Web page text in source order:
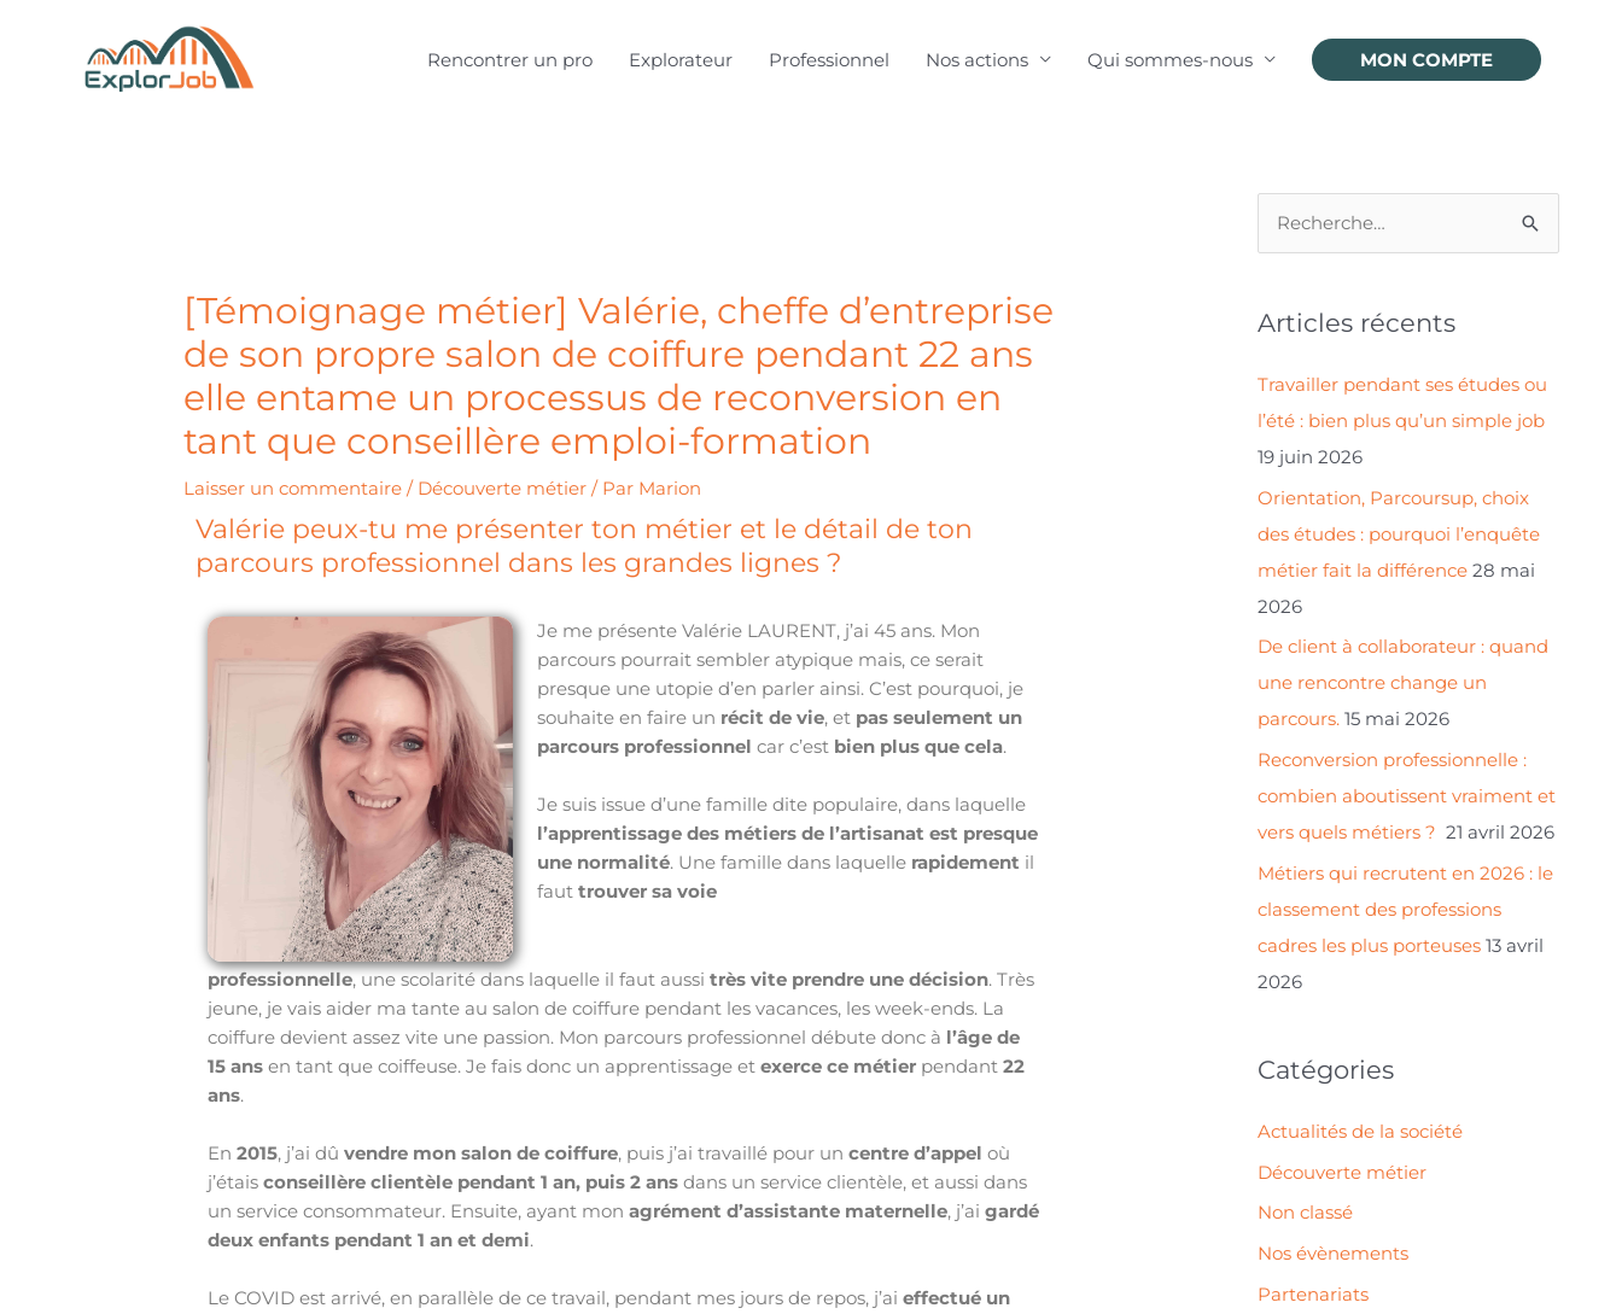
Rencontrer un pro Explorateur Professionnel Nos actions Qui sommes-nous MON COMPTE
[Témoignage métier] Valérie, cheffe d’entreprise
de son propre salon de coiffure pendant 22 ans
elle entame un processus de reconversion en
tant que conseillère emploi-formation
Laisser un commentaire / Découverte métier / Par Marion
Valérie peux-tu me présenter ton métier et le détail de ton
parcours professionnel dans les grandes lignes ?
Je me présente Valérie LAURENT, j’ai 45 ans. Mon
parcours pourrait sembler atypique mais, ce serait
presque une utopie d’en parler ainsi. C’est pourquoi, je
souhaite en faire un récit de vie, et pas seulement un
parcours professionnel car c’est bien plus que cela.
Je suis issue d’une famille dite populaire, dans laquelle
l’apprentissage des métiers de l’artisanat est presque
une normalité. Une famille dans laquelle rapidement il
fauttrouver sa voie
professionnelle, une scolarité dans laquelle il faut aussitrès vite prendre une décision. Très
jeune, je vais aider ma tante au salon de coiffure pendant les vacances, les week-ends. La
coiffure devient assez vite une passion. Mon parcours professionnel débute donc à l’âge de
15 ans en tant que coiffeuse. Je fais donc un apprentissage etexerce ce métier pendant22
ans.
En2015, j’ai dûvendre mon salon de coiffure, puis j’ai travaillé pour uncentre d’appel où
j’étaisconseillère clientèle pendant 1 an, puis 2 ans dans un service clientèle, et aussi dans
un service consommateur. Ensuite, ayant monagrément d’assistante maternelle, j’aigardé
deux enfants pendant 1 an et demi.
Le COVID est arrivé, en parallèle de ce travail, pendant mes jours de repos, j’aieffectué un
h
e
r
c
Articles récents
Travailler pendant ses études ou
l’été : bien plus qu’un simple job
19 juin 2026
Orientation, Parcoursup, choix
des études : pourquoi l’enquête
métier fait la différence 28 mai
2026
De client à collaborateur : quand
une rencontre change un
parcours. 15 mai 2026
Reconversion professionnelle :
combien aboutissent vraiment et
vers quels métiers ? 21 avril 2026
Métiers qui recrutent en 2026 : le
classement des professions
cadres les plus porteuses 13 avril
2026
Catégories
Actualités de la société
Découverte métier
Non classé
Nos évènements
Partenariats